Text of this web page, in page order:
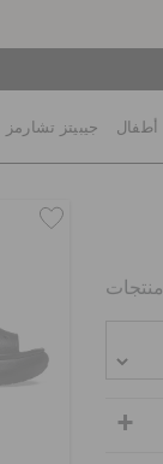
أطفال جيبيتز تشارمز
منتجات